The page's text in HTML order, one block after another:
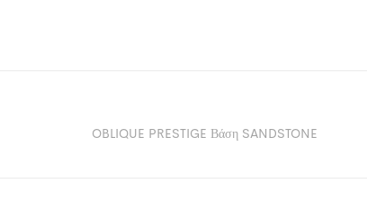
OBLIQUE PRESTIGE Βάση SANDSTONE